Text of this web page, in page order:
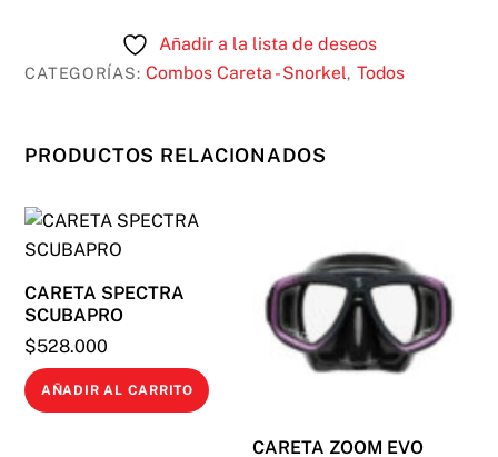
Añadir a la lista de deseos
CATEGORÍAS:Combos Careta - Snorkel, Todos
PRODUCTOS RELACIONADOS
CARETA SPECTRA
SCUBAPRO
$528.000
AÑADIR AL CARRITO
CARETA ZOOM EVO